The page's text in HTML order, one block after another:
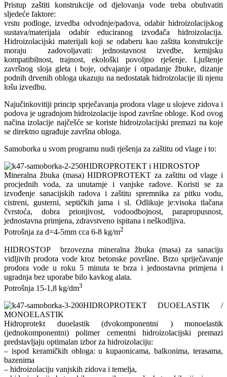
Pristup zaštiti konstrukcije od djelovanja vode treba obuhvatiti
sljedeće faktore:
vrstu podloge, izvedba odvodnje/padova, odabir hidroizolacijskog
sustava/materijala odabir educiranog izvođača hidroizolacija.
Hidroizolacijski materijali koji se odaberu kao zaštita konstrukcije
moraju zadovoljavati: jednostavnost izvedbe, kemijsku
kompatibilnost, trajnost, ekološki povoljno rješenje. Ljuštenje
završnog sloja gleta i boje, odvajanje i otpadanje žbuke, dizanje
podnih drvenih obloga ukazuju na nedostatak hidroizolacije ili njenu
lošu izvedbu.
Najučinkovitiji princip sprječavanja prodora vlage u slojeve zidova i
podova je ugradnjom hidroizolacije ispod završne obloge. Kod ovog
načina izolacije najčešće se koriste hidroizolacijski premazi na koje
se direktno ugrađuje završna obloga.
Samoborka u svom programu nudi rješenja za zaštitu od vlage i to:
HIDROPROTEKT i HIDROSTOP
Mineralna žbuka (masa) HIDROPROTEKT za zaštitu od vlage i
procjednih voda, za unutarnje i vanjske radove. Koristi se za
izvođenje sanacijskih radova i zaštitu spremnika za pitku vodu,
cistreni, gusterni, septičkih jama i sl. Odlikuje je:visoka tlačana
čvrstoća, dobra prionjivost, vodoodbojnost, parapropusnost,
jednostavna primjena, zdravstveno ispitana i neškodljiva.
Potrošnja za d=4-5mm cca 6-8 kg/m2
HIDROSTOP brzovezna mineralna žbuka (masa) za sanaciju
vidljivih prodora vode kroz betonske površine. Brzo spriječavanje
prodora vode u roku 5 minuta te brza i jednostavna primjena i
ugradnja bez uporabe bilo kavkog alata.
Potrošnja 15-1,8 kg/dm3
HIDROPROTEKT DUOELASTIK /
MONOELASTIK
Hidroprotekt duoelastik (dvokomponentni ) monoelastik
(jednokomponentni) polimer cementni hidroizolacijski premazi
predstavljaju optimalan izbor za hidroizolaciju:
– ispod keramičkih obloga: u kupaonicama, balkonima, terasama,
bazenima
– hidroizolaciju vanjskih zidova i temelja,